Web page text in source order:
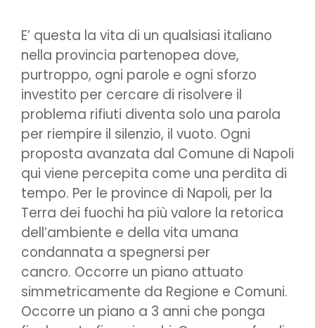
E’ questa la vita di un qualsiasi italiano
nella provincia partenopea dove,
purtroppo, ogni parole e ogni sforzo
investito per cercare di risolvere il
problema rifiuti diventa solo una parola
per riempire il silenzio, il vuoto. Ogni
proposta avanzata dal Comune di Napoli
qui viene percepita come una perdita di
tempo. Per le province di Napoli, per la
Terra dei fuochi ha più valore la retorica
dell’ambiente e della vita umana
condannata a spegnersi per
cancro. Occorre un piano attuato
simmetricamente da Regione e Comuni.
Occorre un piano a 3 anni che ponga